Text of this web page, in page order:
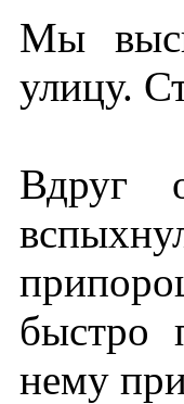
Мы
улицу.
Вдруг
быстро
нему